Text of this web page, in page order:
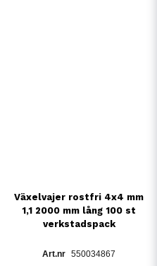
Växelvajer rostfri 4x4 mm
1,1 2000 mm lång 100 st
verkstadspack
550034867